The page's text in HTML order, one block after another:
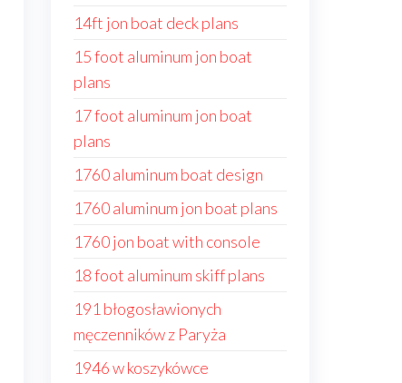
14ft jon boat deck plans
15 foot aluminum jon boat
plans
17 foot aluminum jon boat
plans
1760 aluminum boat design
1760 aluminum jon boat plans
1760 jon boat with console
18 foot aluminum skiff plans
191 błogosławionych
męczenników z Paryża
1946 w koszykówce